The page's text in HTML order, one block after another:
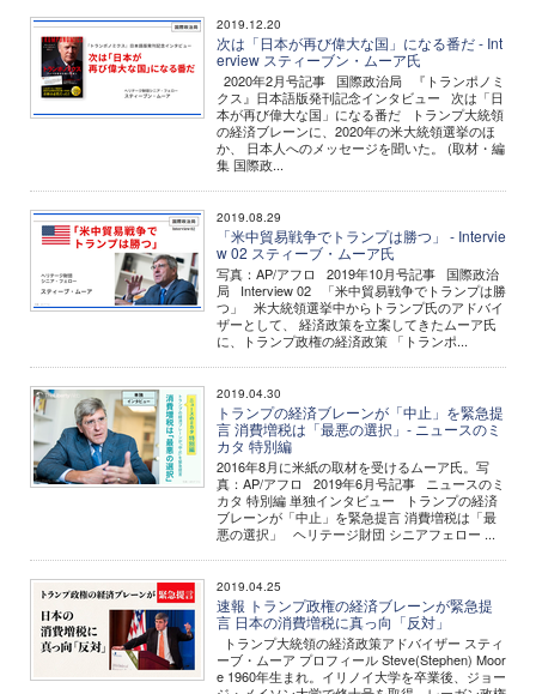
2019.12.20
次は「日本が再び偉大な国」になる番だ - Int
erview スティーブン・ムーア氏
2020年2月号記事 国際政治局 『トランポノミ
クス』日本語版発刊記念インタビュー 次は「日
本が再び偉大な国」になる番だ トランプ大統領
の経済ブレーンに、2020年の米大統領選挙のほ
か、 日本人へのメッセージを聞いた。 (取材・編
集 国際政...
2019.08.29
「米中貿易戦争でトランプは勝つ」 - Intervie
w 02 スティーブ・ムーア氏
写真：AP/アフロ 2019年10月号記事 国際政治
局 Interview 02 「米中貿易戦争でトランプは勝
つ」 米大統領選挙中からトランプ氏のアドバイ
ザーとして、 経済政策を立案してきたムーア氏
に、トランプ政権の経済政策 「トランポ...
2019.04.30
トランプの経済ブレーンが「中止」を緊急提
言 消費増税は「最悪の選択」- ニュースのミ
カタ 特別編
2016年8月に米紙の取材を受けるムーア氏。写
真：AP/アフロ 2019年6月号記事 ニュースのミ
カタ 特別編 単独インタビュー トランプの経済
ブレーンが「中止」を緊急提言 消費増税は「最
悪の選択」 ヘリテージ財団 シニアフェロー ...
2019.04.25
速報 トランプ政権の経済ブレーンが緊急提
言 日本の消費増税に真っ向「反対」
トランプ大統領の経済政策アドバイザー スティ
ーブ・ムーア プロフィール Steve(Stephen) Moor
e 1960年生まれ。イリノイ大学を卒業後、ジョー